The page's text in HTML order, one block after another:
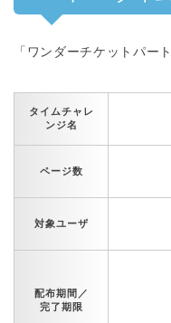
「ワンダーチケットパー
タイムチャレ
ンジ名
ページ数
対象ユーザ
配布期間／
完了期限